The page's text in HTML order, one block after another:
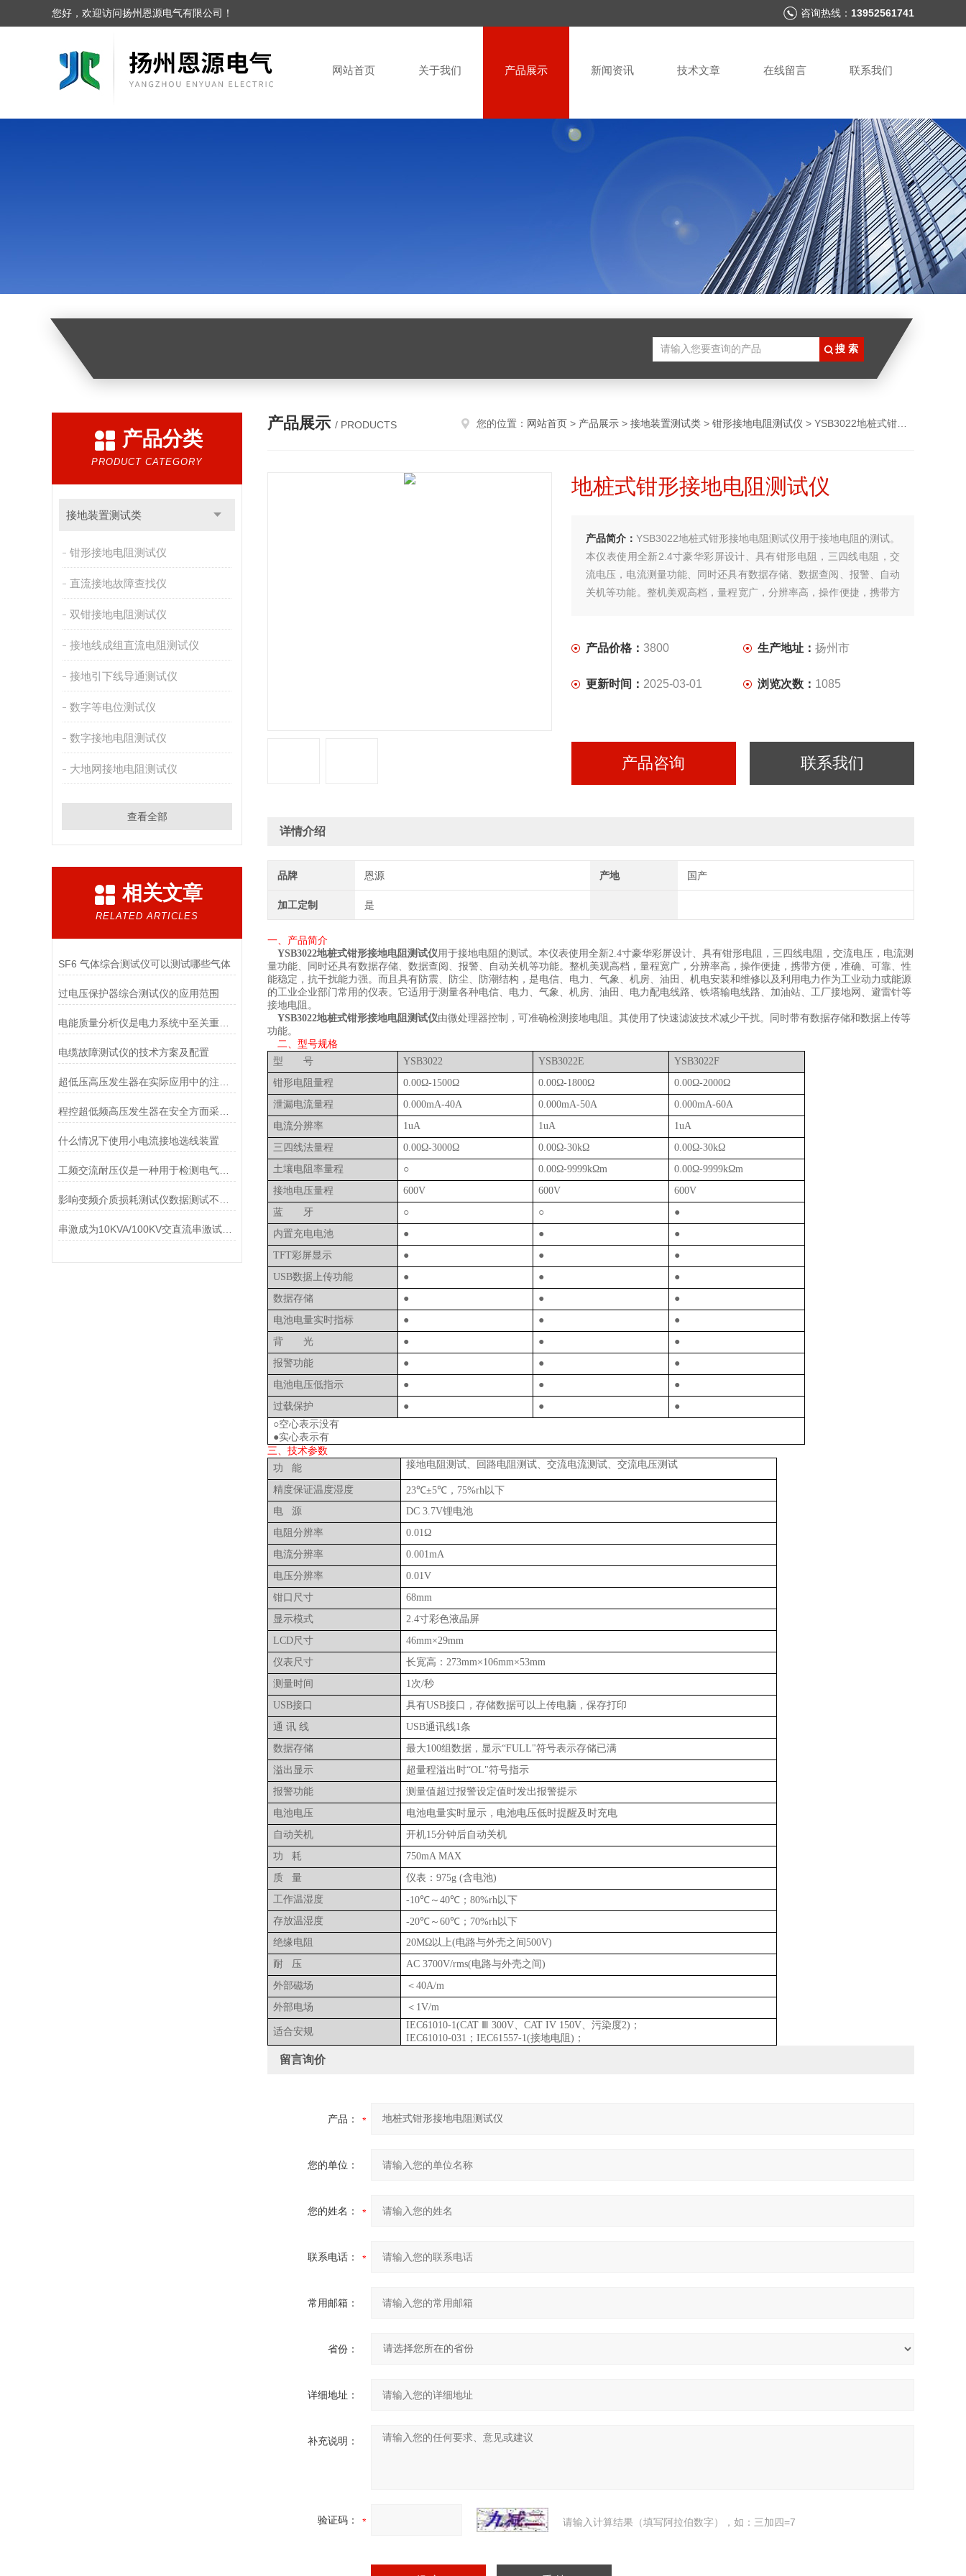
您好，欢迎访问扬州恩源电气有限公司！ 咨询热线： 13952561741
网站首页 关于我们 产品展示 新闻资讯 技术文章 在线留言 联系我们
产品分类
PRODUCT CATEGORY
接地装置测试类
钳形接地电阻测试仪
直流接地故障查找仪
双钳接地电阻测试仪
接地线成组直流电阻测试仪
接地引下线导通测试仪
数字等电位测试仪
数字接地电阻测试仪
大地网接地电阻测试仪
查看全部
相关文章
RELATED ARTICLES
SF6 气体综合测试仪可以测试哪些气体
过电压保护器综合测试仪的应用范围
电能质量分析仪是电力系统中至关重要的工具
电缆故障测试仪的技术方案及配置
程控超低频高压发生器在安全方面采取了有效的保护措施
什么情况下使用小电流接地选线装置
工频交流耐压仪是一种用于检测电气设备在工频下的耐压性能的实验仪器
串激成为10KVA/100KV交直流串激试验变压器该怎样配置
产品展示 / PRODUCTS 您的位置： 网站首页 > 产品展示 > 接地装置测试类 > 钳形接地电阻测试仪 > YSB3022地桩式钳形接地电阻测试仪
地桩式钳形接地电阻测试仪
产品简介： YSB3022地桩式钳形接地电阻测试仪用于接地电阻的测试。
本仪表使用全新2.4寸豪华彩屏设计、具有钳形电阻，三四线电阻，交
流电压，电流测量功能、同时还具有数据存储、数据查阅、报警、自动
关机等功能。整机美观高档，量程宽广，分辨率高，操作便捷，携带方
产品价格： 3800 生产地址： 扬州市
更新时间： 2025-03-01 浏览次数： 1085
产品咨询 联系我们
详情介绍
品牌 恩源 产地 国产
加工定制 是
一、 产品简介
YSB3022地桩式钳形接地电阻测试仪用于接地电阻的测试。本仪表使用全新2.4寸豪华彩屏设计、具有钳形电阻，三四线电阻，交流电压，电流测
量功能、同时还具有数据存储、数据查阅、报警、自动关机等功能。整机美观高档，量程宽广，分辨率高，操作便捷，携带方便，准确、可靠、性
能稳定，抗干扰能力强。而且具有防震、防尘、防潮结构，是电信、电力、气象、机房、油田、机电安装和维修以及利用电力作为工业动力或能源
的工业企业部门常用的仪表。它适用于测量各种电信、电力、气象、机房、油田、电力配电线路、铁塔输电线路、加油站、工厂接地网、避雷针等
接地电阻。
YSB3022地桩式钳形接地电阻测试仪由微处理器控制，可准确检测接地电阻。其使用了快速滤波技术减少干扰。同时带有数据存储和数据上传等
功能。
二、型号规格
型 号
YSB3022 YSB3022E YSB3022F
钳形电阻量程
0.00Ω-1500Ω 0.00Ω-1800Ω 0.00Ω-2000Ω
泄漏电流量程
0.000mA-40A 0.000mA-50A
0.000mA-60A
电流分辨率
1uA 1uA
1uA
三四线法量程
0.00Ω-3000Ω 0.00Ω-30kΩ 0.00Ω-30kΩ
土壤电阻率量程
○ 0.00Ω-9999kΩm 0.00Ω-9999kΩm
接地电压量程
600V 600V
600V
蓝 牙
○ ○
●
内置充电电池
● ●
●
TFT彩屏显示 ● ●
●
USB数据上传功能 ● ●
●
数据存储
● ●
●
电池电量实时指标
● ●
●
背 光
● ●
●
报警功能
● ●
●
电池电压低指示
● ●
●
过载保护
● ●
●
○空心表示没有
●实心表示有
三、技术参数
功
能 接地电阻测试、回路电阻测试、交流电流测试、交流电压测试
精度保证温度湿度 23℃±5℃， 75%rh以下
电
源 DC 3.7V锂电池
电阻分辨率
0.01Ω
电流分辨率
0.001mA
电压分辨率
0.01V
钳口尺寸
68mm
显示模式
2.4寸彩色液晶屏
LCD尺寸 46mm×29mm
仪表尺寸
长宽高： 273mm×106mm×53mm
测量时间
1次/秒
USB接口 具有USB接口，存储数据可以上传电脑，保存打印
通 讯 线 USB通讯线1条
数据存储
最大100组数据，显示“FULL"符号表示存储已满
溢出显示
超量程溢出时“OL"符号指示
报警功能
测量值超过报警设定值时发出报警提示
电池电压
电池电量实时显示，电池电压低时提醒及时充电
自动关机
开机15分钟后自动关机
功
耗
750mA MAX
质
量 仪表： 975g (含电池)
工作温湿度
-10℃～ 40℃； 80%rh以下
存放温湿度
-20℃～ 60℃； 70%rh以下
绝缘电阻
20MΩ以上(电路与外壳之间500V)
耐
压 AC 3700V/rms(电路与外壳之间)
外部磁场
＜ 40A/m
外部电场
＜ 1V/m
适合安规
IEC61010-1(CAT 300V、 CAT IV 150V、污染度2) ；
IEC61010-031 ； IEC61557-1(接地电阻 ) ；
留言询价
产品：
您的单位：
您的姓名：
联系电话：
常用邮箱：
省份：
详细地址：
补充说明：
验证码： 请输入计算结果（填写阿拉伯数字），如：三加四=7